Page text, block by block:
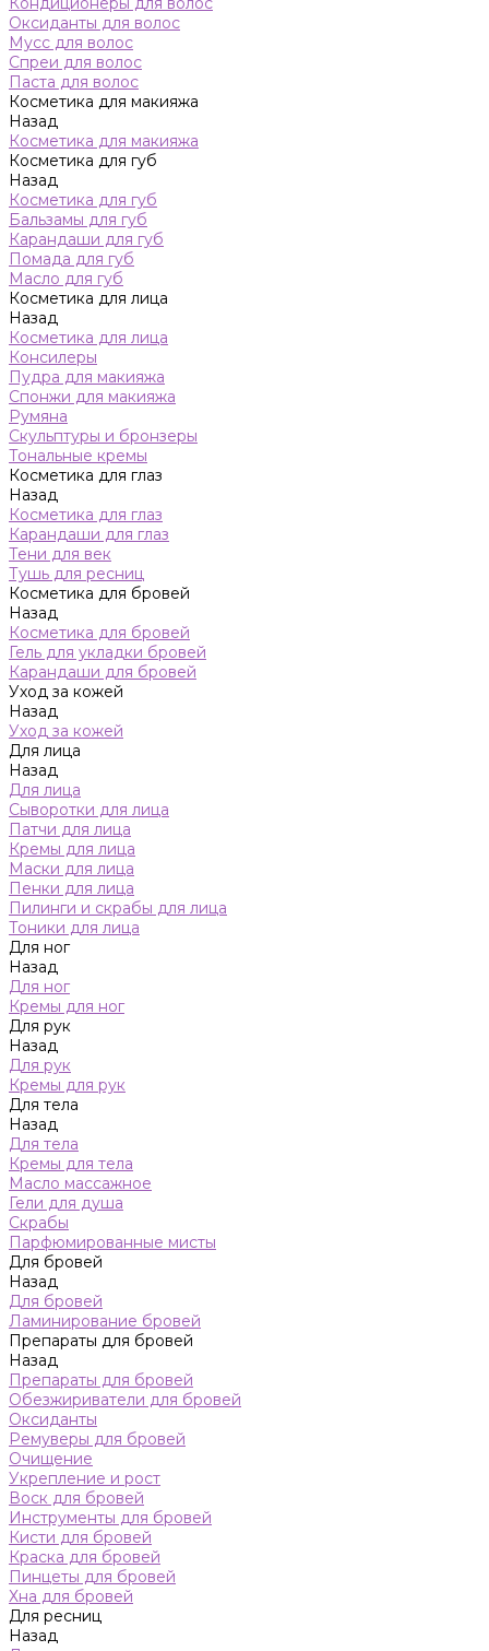
Оксиданты для волос
Мусс для волос
Спреи для волос
Паста для волос
Косметика для макияжа
Назад
Косметика для макияжа
Косметика для губ
Назад
Косметика для губ
Бальзамы для губ
Карандаши для губ
Помада для губ
Масло для губ
Косметика для лица
Назад
Косметика для лица
Консилеры
Пудра для макияжа
Спонжи для макияжа
Румяна
Скульптуры и бронзеры
Тональные кремы
Косметика для глаз
Назад
Косметика для глаз
Карандаши для глаз
Тени для век
Тушь для ресниц
Косметика для бровей
Назад
Косметика для бровей
Гель для укладки бровей
Карандаши для бровей
Уход за кожей
Назад
Уход за кожей
Для лица
Назад
Для лица
Сыворотки для лица
Патчи для лица
Кремы для лица
Маски для лица
Пенки для лица
Пилинги и скрабы для лица
Тоники для лица
Для ног
Назад
Для ног
Кремы для ног
Для рук
Назад
Для рук
Кремы для рук
Для тела
Назад
Для тела
Кремы для тела
Масло массажное
Гели для душа
Скрабы
Парфюмированные мисты
Для бровей
Назад
Для бровей
Ламинирование бровей
Препараты для бровей
Назад
Препараты для бровей
Обезжириватели для бровей
Оксиданты
Ремуверы для бровей
Очищение
Укрепление и рост
Воск для бровей
Инструменты для бровей
Кисти для бровей
Краска для бровей
Пинцеты для бровей
Хна для бровей
Для ресниц
Назад